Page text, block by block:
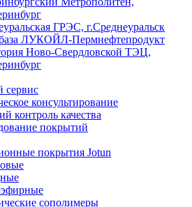
ГРЭС, г.Среднеуральск
ЛУКОЙЛ-Пермнефтепродукт
Ново-Свердловской ТЭЦ,
сервис
консультирование
контроль качества
покрытий
покрытия Jotun
сополимеры